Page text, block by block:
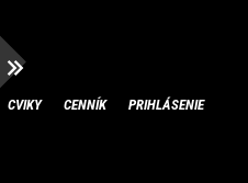
CVIKY CENNÍK PRIHLÁSENIE